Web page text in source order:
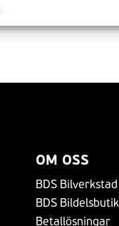
OM OSS
BDS Bilverkstad
BDS Bildelsbutik
Betallösningar